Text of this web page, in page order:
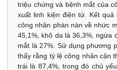
triệu chứng và bệnh mắt của
xuất linh kiện điện tử. Kết
công nhân phàn nàn về nhức
45,1%, khô da là 36,3%, ngứa
mắt là 27%. Sử dụng phương
thấy rằng tỷ lệ công nhân cận
trái là 87,4%, trong đó chủ